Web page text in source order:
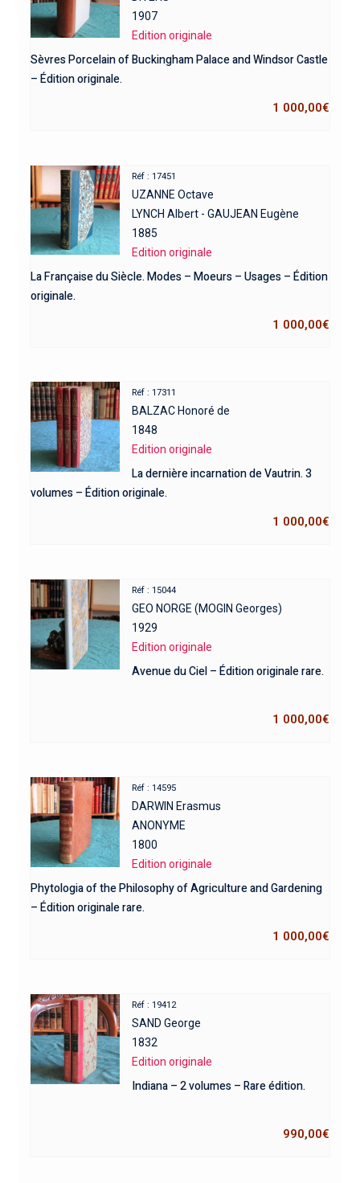
1907
Edition originale
Sèvres Porcelain of Buckingham Palace and Windsor Castle
– Édition originale.
1 000,00€
Réf : 17451
UZANNE Octave
LYNCH Albert - GAUJEAN Eugène
1885
Edition originale
La Française du Siècle. Modes – Moeurs – Usages – Édition
originale.
1 000,00€
Réf : 17311
BALZAC Honoré de
1848
Edition originale
La dernière incarnation de Vautrin. 3
volumes – Édition originale.
1 000,00€
Réf : 15044
GEO NORGE (MOGIN Georges)
1929
Edition originale
Avenue du Ciel – Édition originale rare.
1 000,00€
Réf : 14595
DARWIN Erasmus
ANONYME
1800
Edition originale
Phytologia of the Philosophy of Agriculture and Gardening
– Édition originale rare.
1 000,00€
Réf : 19412
SAND George
1832
Edition originale
Indiana – 2 volumes – Rare édition.
990,00€